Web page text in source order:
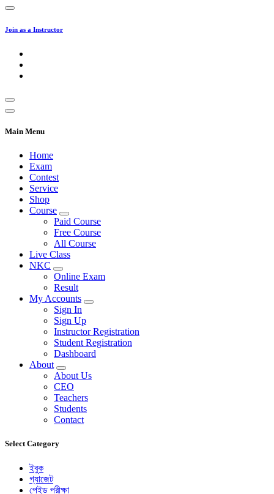
Join as a Instructor
Main Menu
Home
Exam
Contest
Service
Shop
Course
Paid Course
Free Course
All Course
Live Class
NKC
Online Exam
Result
My Accounts
Sign In
Sign Up
Instructor Registration
Student Registration
Dashboard
About
About Us
CEO
Teachers
Students
Contact
Select Category
ইবুক
গ্যাজেট
পেইড পরীক্ষা